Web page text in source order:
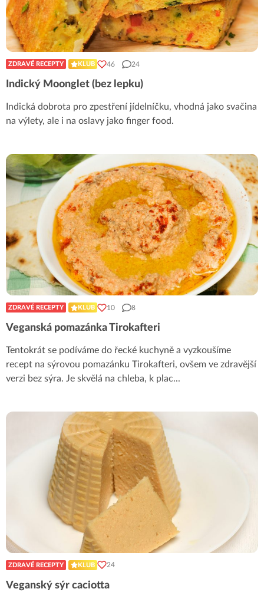
ZDRAVÉ RECEPTY KLUB 46 24
Indický Moonglet (bez lepku)
Indická dobrota pro zpestření jídelníčku, vhodná jako svačina
na výlety, ale i na oslavy jako finger food.
ZDRAVÉ RECEPTY KLUB 10 8
Veganská pomazánka Tirokafteri
Tentokrát se podíváme do řecké kuchyně a vyzkoušíme
recept na sýrovou pomazánku Tirokafteri, ovšem ve zdravější
verzi bez sýra. Je skvělá na chleba, k plac...
ZDRAVÉ RECEPTY KLUB 24
Veganský sýr caciotta